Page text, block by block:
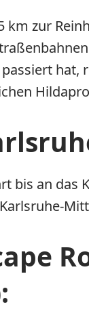
km zur
hat,
bis an das